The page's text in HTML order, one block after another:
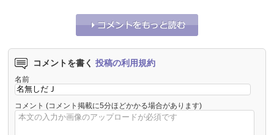
コメントを書く 投稿の利用規約
名前
コメント (コメント掲載に5分ほどかかる場合があります)